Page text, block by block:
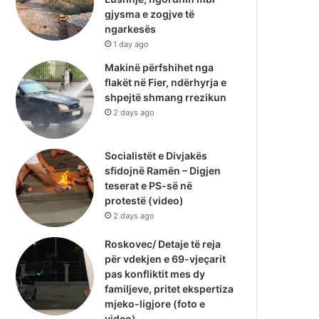
gjysma e zogjve të
ngarkesës
1 day ago
Makinë përfshihet nga
flakët në Fier, ndërhyrja e
shpejtë shmang rrezikun
2 days ago
Socialistët e Divjakës
sfidojnë Ramën – Digjen
teserat e PS-së në
protestë (video)
2 days ago
Roskovec/ Detaje të reja
për vdekjen e 69-vjeçarit
pas konfliktit mes dy
familjeve, pritet ekspertiza
mjeko-ligjore (foto e